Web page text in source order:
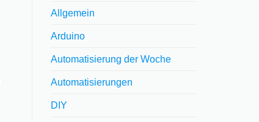
Allgemein
Arduino
Automatisierung der Woche
Automatisierungen
DIY